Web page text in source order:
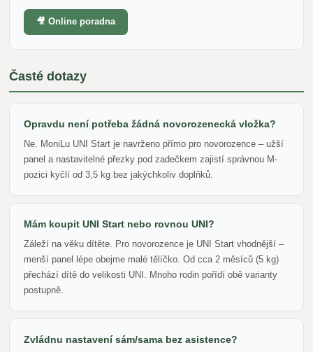
🎥 Online poradna
Časté dotazy
Opravdu není potřeba žádná novorozenecká vložka?
Ne. MoniLu UNI Start je navrženo přímo pro novorozence – užší
panel a nastavitelné přezky pod zadečkem zajistí správnou M-
pozici kyčlí od 3,5 kg bez jakýchkoliv doplňků.
Mám koupit UNI Start nebo rovnou UNI?
Záleží na věku dítěte. Pro novorozence je UNI Start vhodnější –
menší panel lépe obejme malé tělíčko. Od cca 2 měsíců (5 kg)
přechází dítě do velikosti UNI. Mnoho rodin pořídí obě varianty
postupně.
Zvládnu nastavení sám/sama bez asistence?